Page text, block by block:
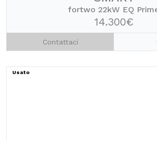
fortwo 22kW EQ
14.300€
Contattaci
Usato